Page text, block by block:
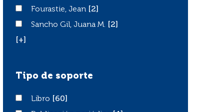
Fourastie, Jean
Fourastie, Jean
[2]
Sancho Gil, Juana M.
Sancho Gil, Juana M.
[2]
[+]
Tipo de soporte
LibroLibro
[60]